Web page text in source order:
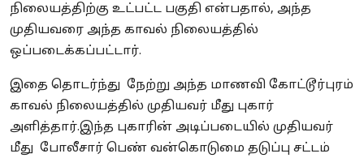
நிலையத்திற்கு உட்பட்ட பகுதி என்பதால், அந்த
முதியவரை அந்த காவல் நிலையத்தில்
ஒப்படைக்கப்பட்டார்.
இதை தொடர்ந்து நேற்று அந்த மாணவி கோட்டூர்புரம்
காவல் நிலையத்தில் முதியவர் மீது புகார்
அளித்தார்.இந்த புகாரின் அடிப்படையில் முதியவர்
மீது போலீசார் பெண் வன்கொடுமை தடுப்பு சட்டம்